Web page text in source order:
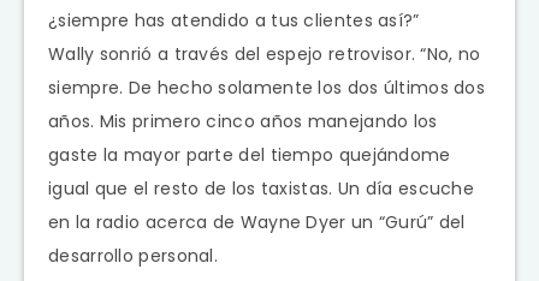
¿siempre has atendido a tus clientes así?”
Wally sonrió a través del espejo retrovisor. “No, no
siempre. De hecho solamente los dos últimos dos
años. Mis primero cinco años manejando los
gaste la mayor parte del tiempo quejándome
igual que el resto de los taxistas. Un día escuche
en la radio acerca de Wayne Dyer un “Gurú” del
desarrollo personal.